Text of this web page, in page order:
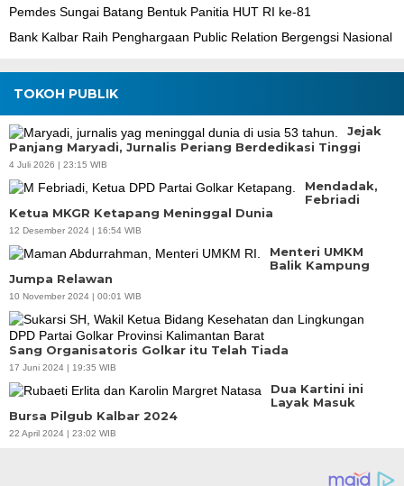
Pemdes Sungai Batang Bentuk Panitia HUT RI ke-81
Bank Kalbar Raih Penghargaan Public Relation Bergengsi Nasional
TOKOH PUBLIK
Jejak
Panjang Maryadi, Jurnalis Periang Berdedikasi Tinggi
4 Juli 2026 | 23:15 WIB
Mendadak,
Febriadi
Ketua MKGR Ketapang Meninggal Dunia
12 Desember 2024 | 16:54 WIB
Menteri UMKM
Balik Kampung
Jumpa Relawan
10 November 2024 | 00:01 WIB
Sang Organisatoris Golkar itu Telah Tiada
17 Juni 2024 | 19:35 WIB
Dua Kartini ini
Layak Masuk
Bursa Pilgub Kalbar 2024
22 April 2024 | 23:02 WIB